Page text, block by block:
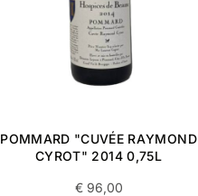
POMMARD "CUVÉE RAYMOND
CYROT" 2014 0,75L
€96,00